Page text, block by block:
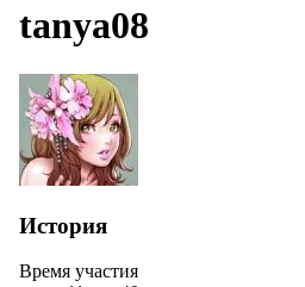
tanya08
История
Время участия